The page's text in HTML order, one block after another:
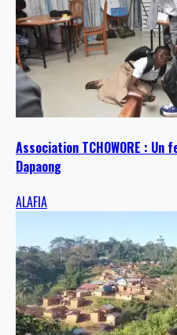
Association TCHOWORE :
Dapaong
ALAFIA